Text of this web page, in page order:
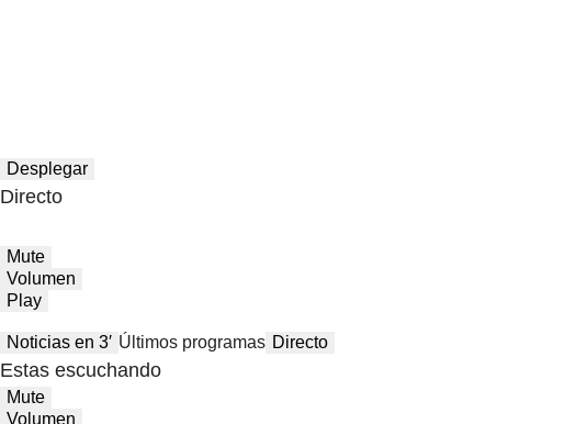
Desplegar
Directo
Mute
Volumen
Play
Noticias en 3′ Últimos programas Directo
Estas escuchando
Mute
Volumen